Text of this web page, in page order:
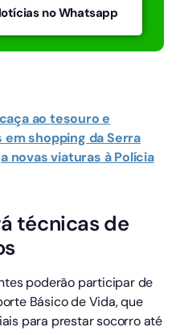
no Whatsapp
ao tesouro e
shopping da Serra
novas viaturas à Polícia
técnicas de
poderão participar de
Básico de Vida, que
para prestar socorro até